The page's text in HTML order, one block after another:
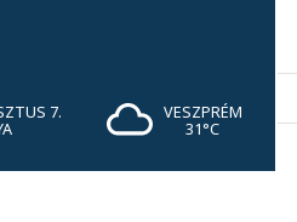
7. VESZPRÉM
31°C